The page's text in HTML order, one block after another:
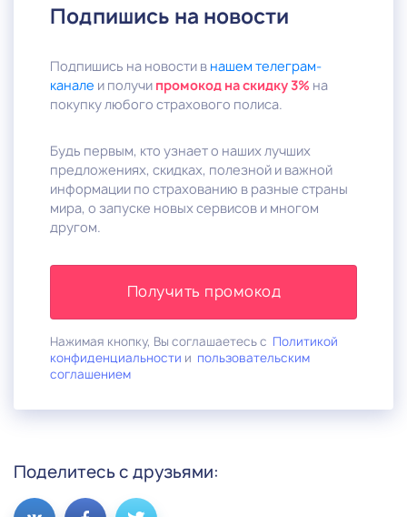
Подпишись на новости
Подпишись на новости в нашем телеграм-
канале и получи промокод на скидку 3% на
покупку любого страхового полиса.
Будь первым, кто узнает о наших лучших
предложениях, скидках, полезной и важной
информации по страхованию в разные страны
мира, о запуске новых сервисов и многом
другом.
Получить промокод
Нажимая кнопку, Вы соглашаетесь с Политикой
конфиденциальности и пользовательским
соглашением
Поделитесь с друзьями: